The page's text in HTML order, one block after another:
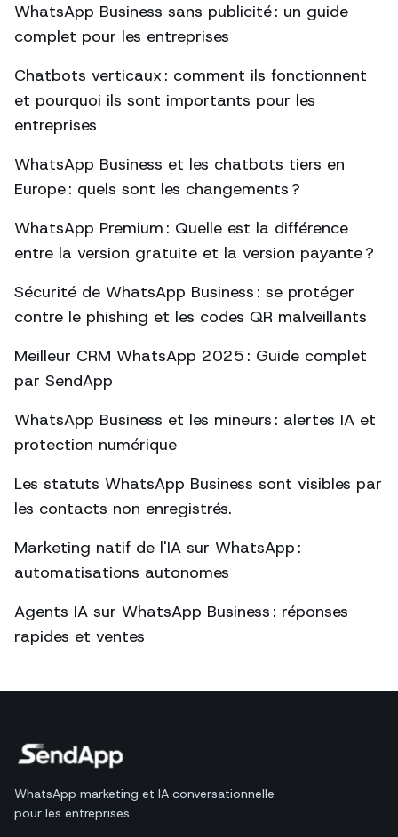
WhatsApp Business sans publicité : un guide
complet pour les entreprises
Chatbots verticaux : comment ils fonctionnent
et pourquoi ils sont importants pour les
entreprises
WhatsApp Business et les chatbots tiers en
Europe : quels sont les changements ?
WhatsApp Premium : Quelle est la différence
entre la version gratuite et la version payante ?
Sécurité de WhatsApp Business : se protéger
contre le phishing et les codes QR malveillants
Meilleur CRM WhatsApp 2025 : Guide complet
par SendApp
WhatsApp Business et les mineurs : alertes IA et
protection numérique
Les statuts WhatsApp Business sont visibles par
les contacts non enregistrés.
Marketing natif de l'IA sur WhatsApp :
automatisations autonomes
Agents IA sur WhatsApp Business : réponses
rapides et ventes
WhatsApp marketing et IA conversationnelle
pour les entreprises.